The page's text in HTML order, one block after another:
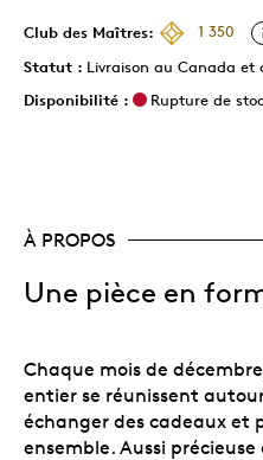
Club des Maîtres:
1 350
Statut : Livraison au Canada et
Disponibilité :
Rupture de
À PROPOS
Une pièce en
Chaque mois de
entier se réunissent
échanger des cadeaux et
ensemble. Aussi